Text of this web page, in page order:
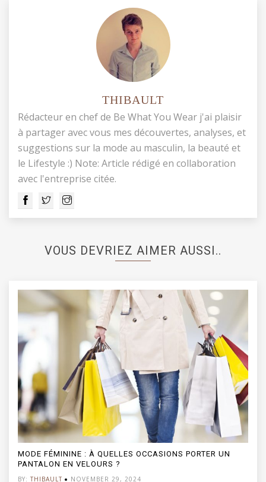
THIBAULT
Rédacteur en chef de Be What You Wear j'ai plaisir
à partager avec vous mes découvertes, analyses, et
suggestions sur la mode au masculin, la beauté et
le Lifestyle :) Note: Article rédigé en collaboration
avec l'entreprise citée.
VOUS DEVRIEZ AIMER AUSSI..
PORTER UN